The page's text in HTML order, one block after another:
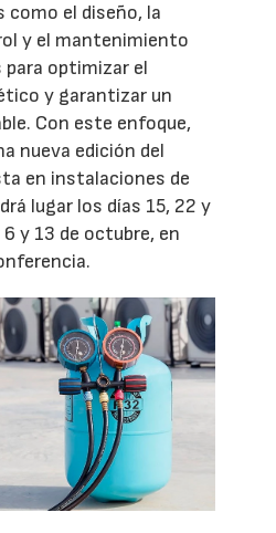
como el diseño, la
y el mantenimiento
optimizar el
y garantizar un
Con este enfoque,
nueva edición del
en instalaciones de
lugar los días 15, 22 y
y 13 de octubre, en